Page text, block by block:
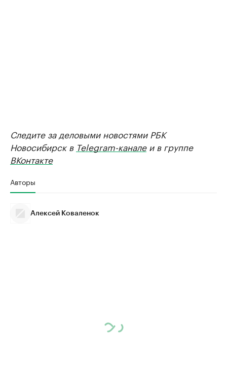
Следите за деловыми новостями РБК
Новосибирск в Telegram-каналеи в группе
ВКонтакте
Авторы
Алексей Коваленок